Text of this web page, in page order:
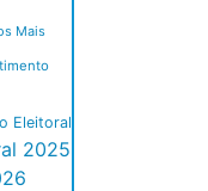
Mais
Eleitoral
2025